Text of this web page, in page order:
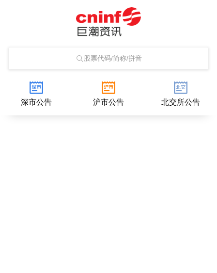
股票代码/简称/拼音
深市公告 沪市公告 北交所公告